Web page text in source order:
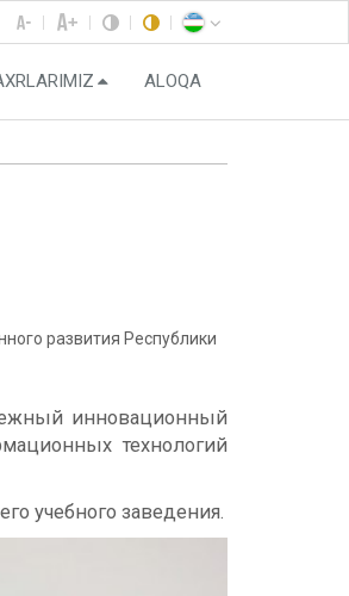
ALOQA
развития Республики
инновационный
технологий
учебного заведения.